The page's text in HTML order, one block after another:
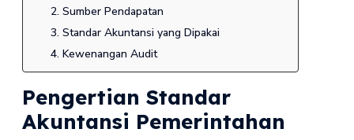
2. Sumber Pendapatan
3. Standar Akuntansi yang Dipakai
4. Kewenangan Audit
Pengertian Standar
Akuntansi Pemerintahan